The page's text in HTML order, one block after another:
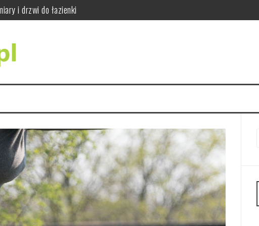
wskazówki
wykonuje i jak wygląda badanie RTG zębów
i jak bezpiecznie ćwiczyć